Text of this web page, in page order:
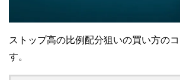
ストップ高の比例配分狙いの買い方の
す。